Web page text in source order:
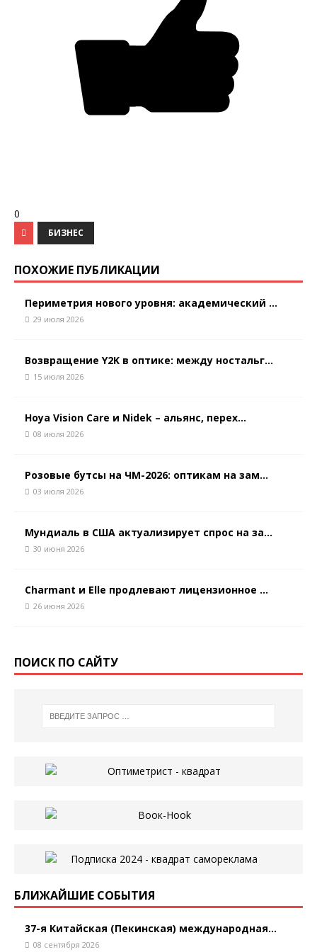
0
БИЗНЕС
ПОХОЖИЕ ПУБЛИКАЦИИ
Периметрия нового уровня: академический ...
29 июля 2026
Возвращение Y2K в оптике: между ностальг...
15 июля 2026
Hoya Vision Care и Nidek – альянс, перех...
08 июля 2026
Розовые бутсы на ЧМ-2026: оптикам на зам...
03 июля 2026
Мундиаль в США актуализирует спрос на за...
30 июня 2026
Charmant и Elle продлевают лицензионное ...
26 июня 2026
ПОИСК ПО САЙТУ
БЛИЖАЙШИЕ СОБЫТИЯ
37-я Китайская (Пекинская) международная...
08 сентября 2026